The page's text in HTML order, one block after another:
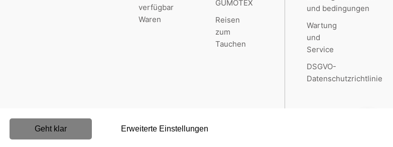
verfügbar
Waren
GUMOTEX
Reisen
zum
Tauchen
und bedingungen
Wartung
und
Service
DSGVO-
Datenschutzrichtlinie
Geht klar Erweiterte Einstellungen